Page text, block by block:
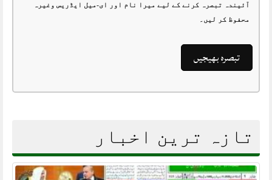
آئیندہ تبصرہ کرنے کے لیے میرا نام اور ای-میل ایڈریس وغیرہ
محفوظ کر لیں۔
تازہ ترین اخبار